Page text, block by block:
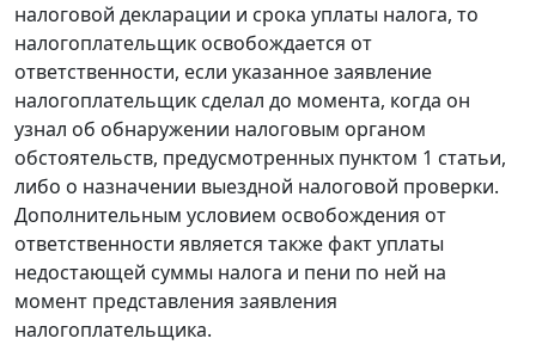
налоговой декларации и срока уплаты налога, то
налогоплательщик освобождается от
ответственности, если указанное заявление
налогоплательщик сделал до момента, когда он
узнал об обнаружении налоговым органом
обстоятельств, предусмотренных пунктом 1 статьи,
либо о назначении выездной налоговой проверки.
Дополнительным условием освобождения от
ответственности является также факт уплаты
недостающей суммы налога и пени по ней на
момент представления заявления
налогоплательщика.